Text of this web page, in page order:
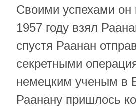
Своими успехами он
1957 году взял
спустя Раанан
секретными
немецким ученым в
Раанану пришлось